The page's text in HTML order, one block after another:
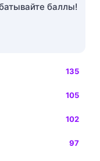
баллы!
135
105
102
97